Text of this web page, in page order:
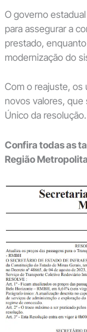
O governo
para assegurar a
prestado,
modernização do
Com o reajuste, os
novos valores,
Único da resolução.
Confira todas as
Região